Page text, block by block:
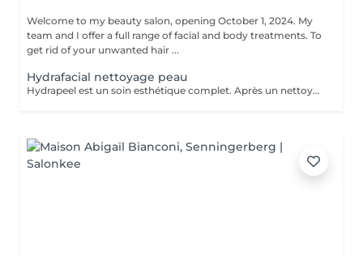
Welcome to my beauty salon, opening October 1, 2024. My
team and I offer a full range of facial and body treatments. To
get rid of your unwanted hair ...
Hydrafacial nettoyage peau
Hydrapeel est un soin esthétique complet. Après un nettoyage de la peau en profondeur grâce au système de Vortex-Fusion. Des résultats immédiats dès la première séance. Les rides et ridules sont lissées, la peau est parfaitement nettoyée, plus douce, lumineuse et redynamisée. *Stimule la désquamation des cellules mortes. *Elimine des comédons, extraction des impuretés *Hydrate -Sature la surface de la peau avec des actifs hydratants et nourrissants intenses. *Cible-Un grand nombre d'options de soins pour répondre aux besoins spécifiques de la peau : Élasticité et fermeté, teint unifié et vitalité, réjuvénation, peaux grasses et congestionnées. Les produits cosmétiques, les sérums booster et les protocoles spécifiques de la gamme Belensa permettent de personnaliser les soins Hydrapeel PRO pour traiter les différentes conditions cutanées. *Ultrasons Augmentent l'absorption des actifs cosmétiques et favorisent la microcirculation, pour atténuer les rides et les ridules. EMS bipolaire Tonifie la peau en stimulant les muscles sous- jacents Spray de solution oxygénée Pour améliorer l'hydratation et la vitalité de la peau. *Marteau froid -Resserrement des pores et vasoconstriction pour éliminer les rougeurs et estomper les cernes. *Spatule vibrante